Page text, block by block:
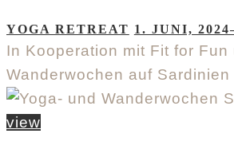
YOGA RETREAT 1. JUNI,
In Kooperation mit Fit for
Wanderwochen auf
view